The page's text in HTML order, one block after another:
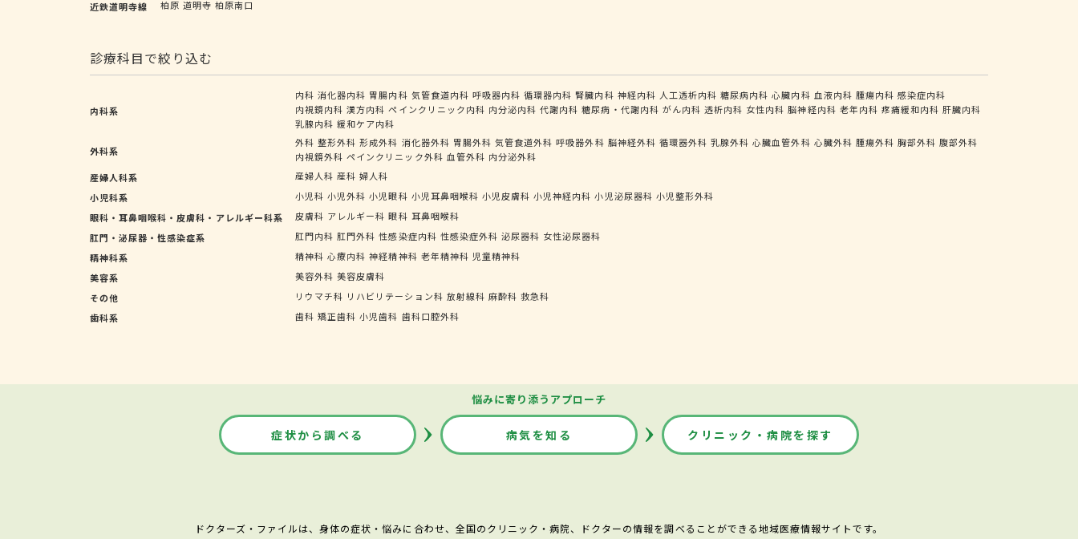
近鉄道明寺線 柏原 道明寺 柏原南口
診療科目で絞り込む
内科系
内科 消化器内科 胃腸内科 気管食道内科 呼吸器内科 循環器内科 腎臓内科 神経内科 人工透析内科 糖尿病内科 心臓内科 血液内科 腫瘍内科 感染症内科
内視鏡内科 漢方内科 ペインクリニック内科 内分泌内科 代謝内科 糖尿病・代謝内科 がん内科 透析内科 女性内科 脳神経内科 老年内科 疼痛緩和内科 肝臓内科
乳腺内科 緩和ケア内科
外科系
外科 整形外科 形成外科 消化器外科 胃腸外科 気管食道外科 呼吸器外科 脳神経外科 循環器外科 乳腺外科 心臓血管外科 心臓外科 腫瘍外科 胸部外科 腹部外科
内視鏡外科 ペインクリニック外科 血管外科 内分泌外科
産婦人科系
産婦人科 産科 婦人科
小児科系
小児科 小児外科 小児眼科 小児耳鼻咽喉科 小児皮膚科 小児神経内科 小児泌尿器科 小児整形外科
眼科・耳鼻咽喉科・皮膚科・アレルギー科系
皮膚科 アレルギー科 眼科 耳鼻咽喉科
肛門・泌尿器・性感染症系
肛門内科 肛門外科 性感染症内科 性感染症外科 泌尿器科 女性泌尿器科
精神科系
精神科 心療内科 神経精神科 老年精神科 児童精神科
美容系
美容外科 美容皮膚科
その他
リウマチ科 リハビリテーション科 放射線科 麻酔科 救急科
歯科系
歯科 矯正歯科 小児歯科 歯科口腔外科
悩みに寄り添うアプローチ
症状から調べる 病気を知る クリニック・病院を探す
ドクターズ・ファイルは、身体の症状・悩みに合わせ、全国のクリニック・病院、ドクターの情報を調べることができる地域医療情報サイトです。